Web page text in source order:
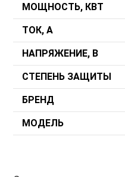
МОЩНОСТЬ, КВТ
ТОК, А
НАПРЯЖЕНИЕ, В
СТЕПЕНЬ ЗАЩИТЫ
БРЕНД
МОДЕЛЬ